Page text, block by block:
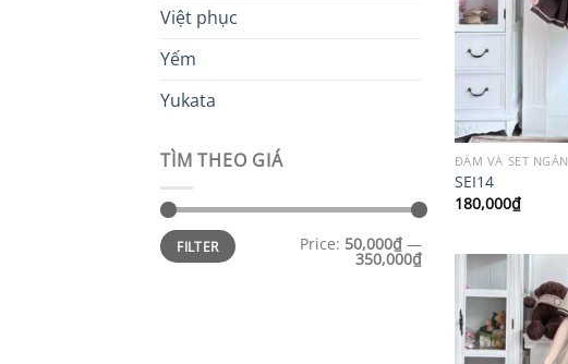
Việt phục
Yếm
Yukata
TÌM THEO GIÁ
Min
price
Max
priceFILTER Price: 50,000₫ —
350,000₫
ĐẦM VÀ SET NGẮN
SEI14
180,000₫